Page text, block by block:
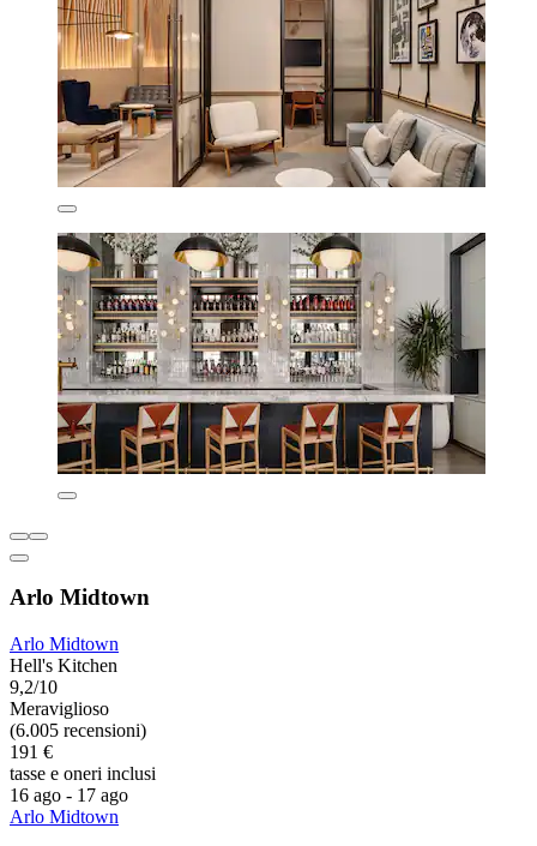
Arlo Midtown
Arlo Midtown
Hell's Kitchen
9,2/10
Meraviglioso
(6.005 recensioni)
191 €
tasse e oneri inclusi
16 ago - 17 ago
Arlo Midtown